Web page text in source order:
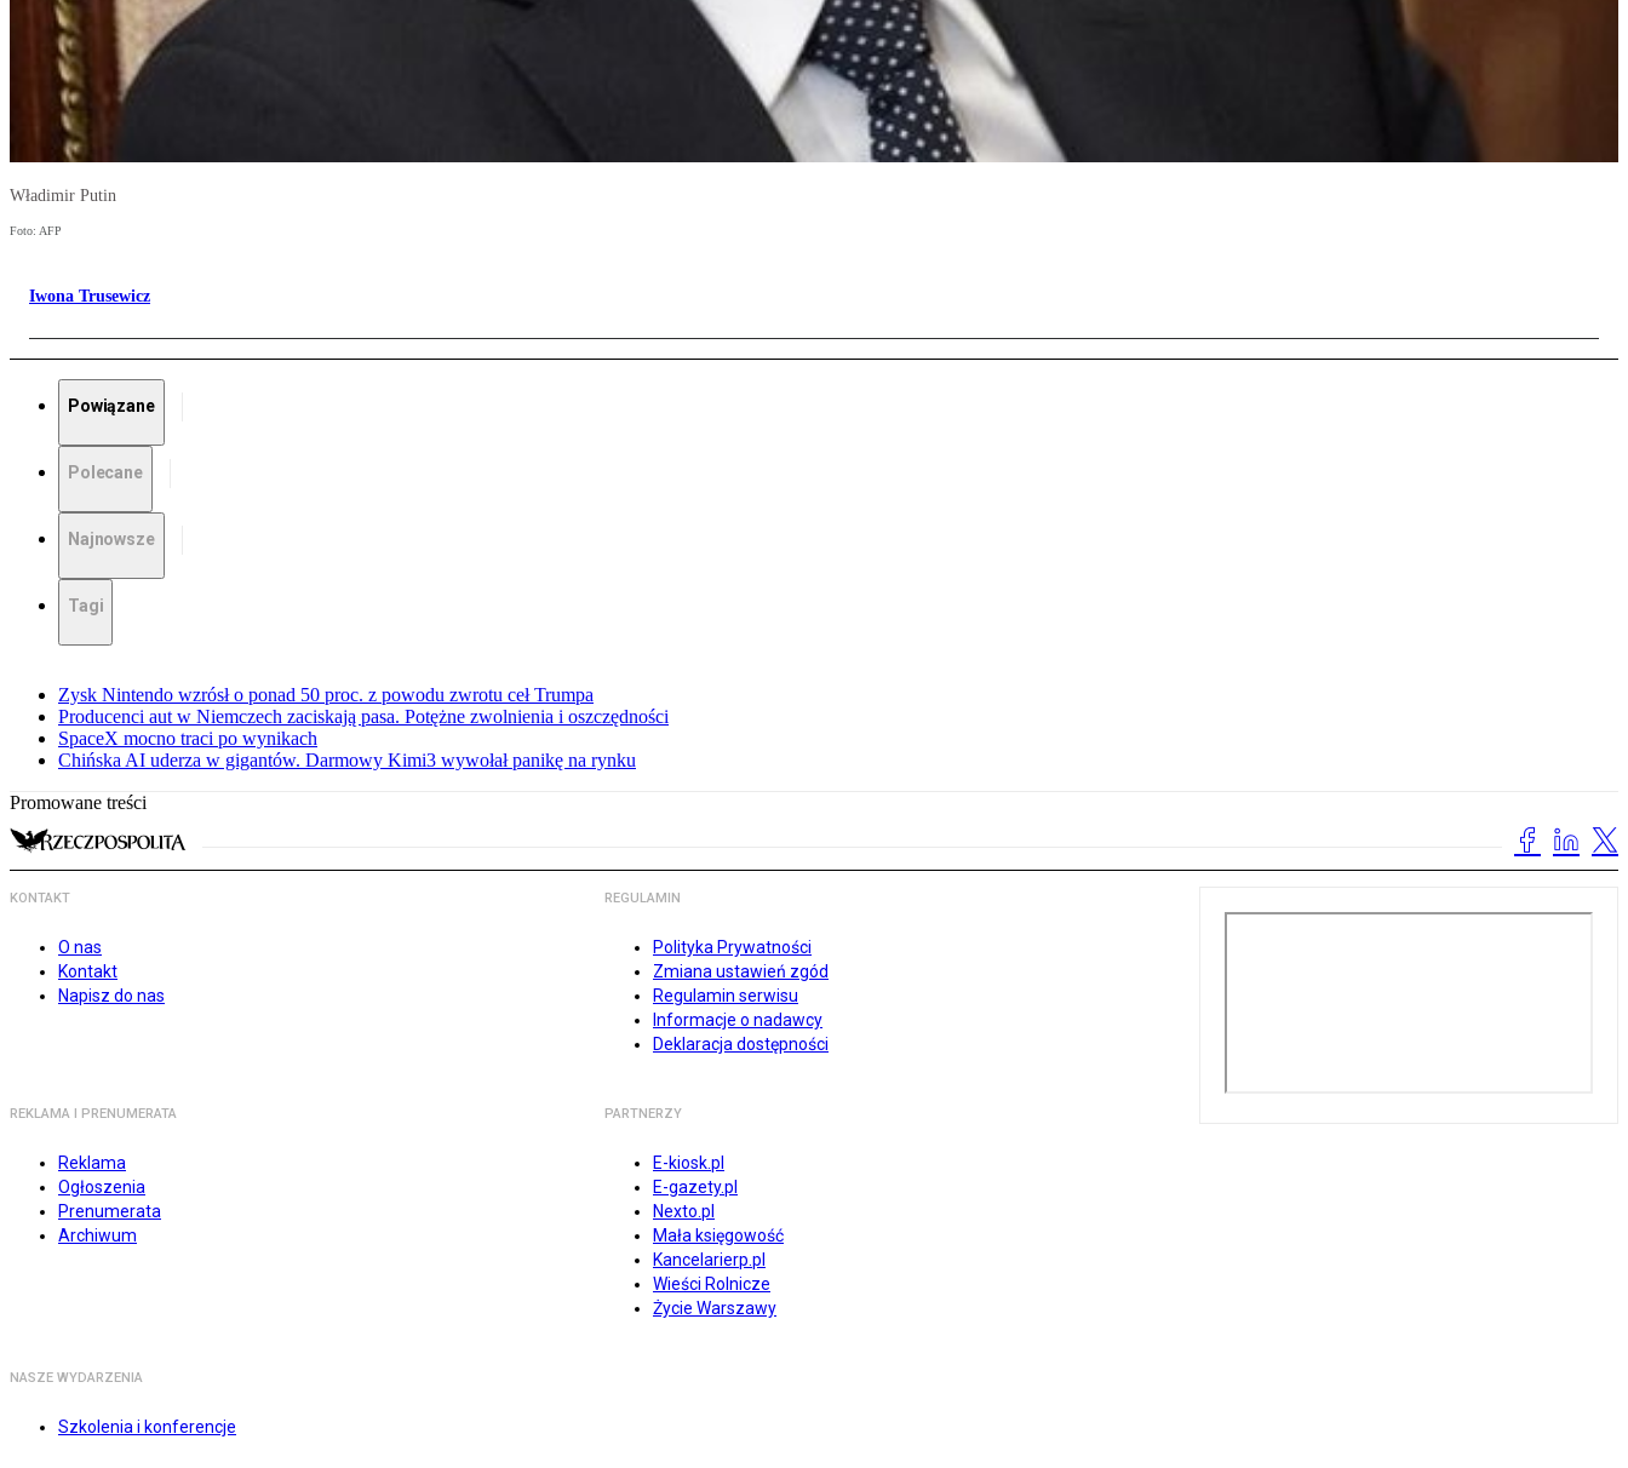
Władimir Putin
Foto: AFP
Iwona Trusewicz
Powiązane
Polecane
Najnowsze
Tagi
Zysk Nintendo wzrósł o ponad 50 proc. z powodu zwrotu ceł Trumpa
Producenci aut w Niemczech zaciskają pasa. Potężne zwolnienia i oszczędności
SpaceX mocno traci po wynikach
Chińska AI uderza w gigantów. Darmowy Kimi3 wywołał panikę na rynku
Promowane treści
KONTAKT
O nas
Kontakt
Napisz do nas
REGULAMIN
Polityka Prywatności
Zmiana ustawień zgód
Regulamin serwisu
Informacje o nadawcy
Deklaracja dostępności
REKLAMA I PRENUMERATA
Reklama
Ogłoszenia
Prenumerata
Archiwum
PARTNERZY
E-kiosk.pl
E-gazety.pl
Nexto.pl
Mała księgowość
Kancelarierp.pl
Wieści Rolnicze
Życie Warszawy
NASZE WYDARZENIA
Szkolenia i konferencje